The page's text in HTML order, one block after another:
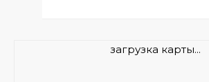
загрузка карты...